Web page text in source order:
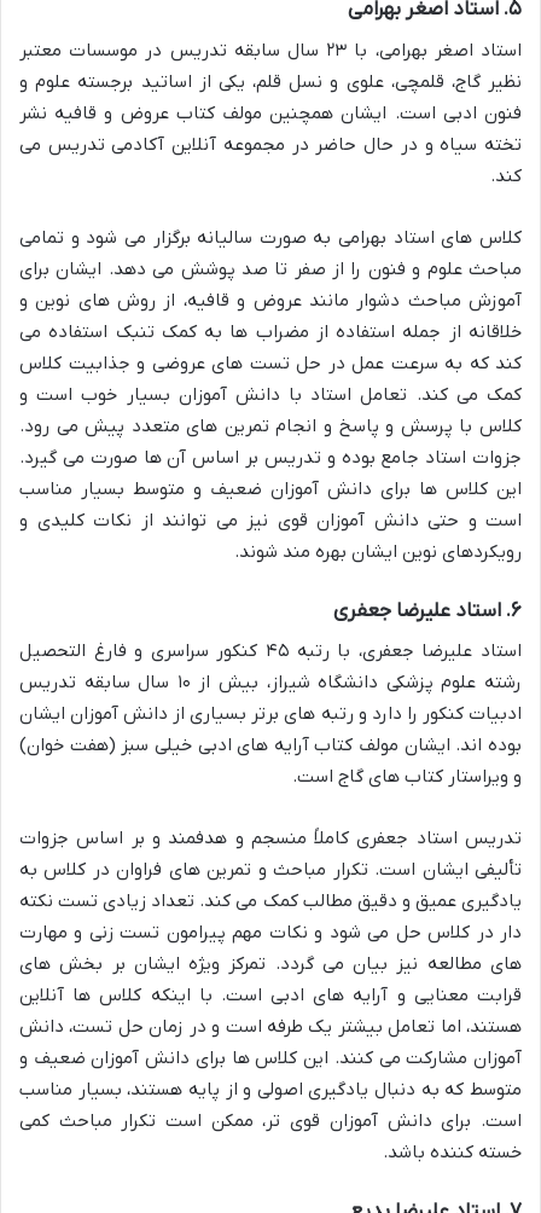
۵. استاد اصغر بهرامی
استاد اصغر بهرامی، با ۲۳ سال سابقه تدریس در موسسات معتبر
نظیر گاج، قلمچی، علوی و نسل قلم، یکی از اساتید برجسته علوم و
فنون ادبی است. ایشان همچنین مولف کتاب عروض و قافیه نشر
تخته سیاه و در حال حاضر در مجموعه آنلاین آکادمی تدریس می
کند.
کلاس های استاد بهرامی به صورت سالیانه برگزار می شود و تمامی
مباحث علوم و فنون را از صفر تا صد پوشش می دهد. ایشان برای
آموزش مباحث دشوار مانند عروض و قافیه، از روش های نوین و
خلاقانه از جمله استفاده از مضراب ها به کمک تنبک استفاده می
کند که به سرعت عمل در حل تست های عروضی و جذابیت کلاس
کمک می کند. تعامل استاد با دانش آموزان بسیار خوب است و
کلاس با پرسش و پاسخ و انجام تمرین های متعدد پیش می رود.
جزوات استاد جامع بوده و تدریس بر اساس آن ها صورت می گیرد.
این کلاس ها برای دانش آموزان ضعیف و متوسط بسیار مناسب
است و حتی دانش آموزان قوی نیز می توانند از نکات کلیدی و
رویکردهای نوین ایشان بهره مند شوند.
۶. استاد علیرضا جعفری
استاد علیرضا جعفری، با رتبه ۴۵ کنکور سراسری و فارغ التحصیل
رشته علوم پزشکی دانشگاه شیراز، بیش از ۱۰ سال سابقه تدریس
ادبیات کنکور را دارد و رتبه های برتر بسیاری از دانش آموزان ایشان
بوده اند. ایشان مولف کتاب آرایه های ادبی خیلی سبز (هفت خوان)
و ویراستار کتاب های گاج است.
تدریس استاد جعفری کاملاً منسجم و هدفمند و بر اساس جزوات
تألیفی ایشان است. تکرار مباحث و تمرین های فراوان در کلاس به
یادگیری عمیق و دقیق مطالب کمک می کند. تعداد زیادی تست نکته
دار در کلاس حل می شود و نکات مهم پیرامون تست زنی و مهارت
های مطالعه نیز بیان می گردد. تمرکز ویژه ایشان بر بخش های
قرابت معنایی و آرایه های ادبی است. با اینکه کلاس ها آنلاین
هستند، اما تعامل بیشتر یک طرفه است و در زمان حل تست، دانش
آموزان مشارکت می کنند. این کلاس ها برای دانش آموزان ضعیف و
متوسط که به دنبال یادگیری اصولی و از پایه هستند، بسیار مناسب
است. برای دانش آموزان قوی تر، ممکن است تکرار مباحث کمی
خسته کننده باشد.